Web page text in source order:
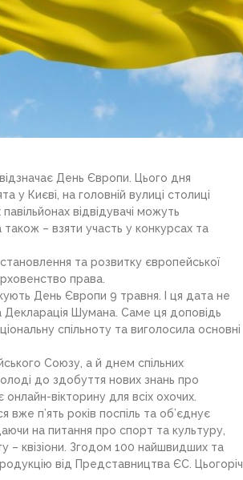
День Європи. Цього дня
у Києві, на головній вулиці столиці
відвідувачі можуть
– взяти участь у конкурсах та
та розвитку європейської
права.
День Європи 9 травня. І ця дата не
Шумана. Саме ця доповідь
спільноту та виголосила основні
Союзу, а й днем спільних
до здобуття нових знань про
вікторину для всіх охочих.
п’ять років поспіль та об’єднує
на питання про спорт та культуру,
– квізіони. Згодом 100 найшвидших та
від Представництва ЄС. Цьогоріч